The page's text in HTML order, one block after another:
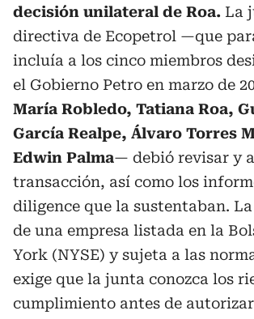
decisión unilateral de Roa. La
directiva de Ecopetrol —que
incluía a los cinco miembros
el Gobierno Petro en marzo de
María Robledo, Tatiana Roa,
García Realpe, Álvaro Torres
Edwin Palma— debió revisar y
transacción, así como los
diligence que la sustentaban.
de una empresa listada en la
York (NYSE) y sujeta a las
exige que la junta conozca los
cumplimiento antes de